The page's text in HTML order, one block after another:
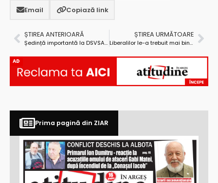
Email Copiază link
ȘTIREA ANTERIOARĂ
Ședință importantă la DSVSA Argeș pe tema gripei aviare
ȘTIREA URMĂTOARE
Liberalilor le-a trebuit mai bine de un an ca să îl înlocuiască pe Mitrofan
AD
Prima pagină din ZIAR